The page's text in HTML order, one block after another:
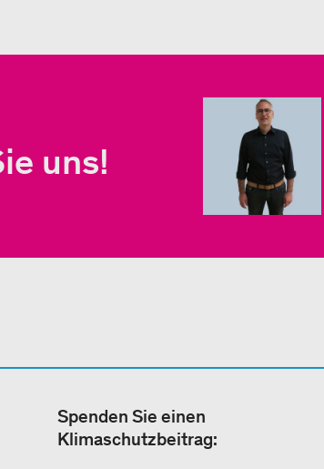
uns!
Spenden Sie einen
Klimaschutzbeitrag: